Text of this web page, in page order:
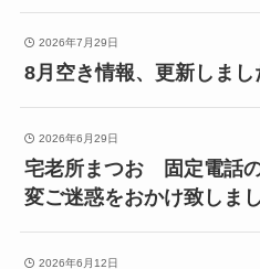
2026年7月29日
8月空き情報、更新しまし
2026年6月29日
宅老所まつお 固定電話
変ご迷惑をおかけ致しま
2026年6月12日